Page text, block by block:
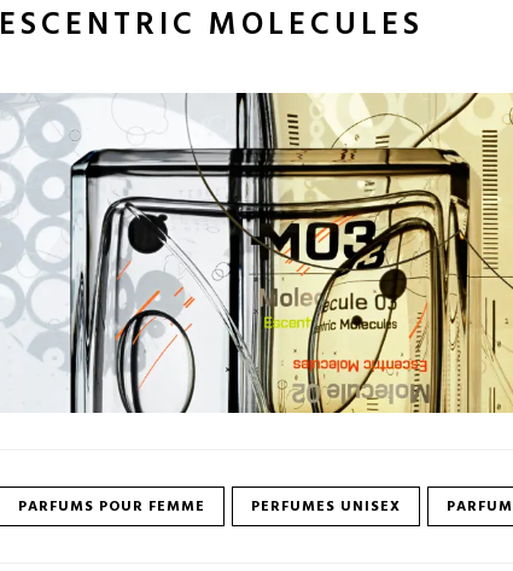
ESCENTRIC MOLECULES
PARFUMS POUR FEMME PERFUMES UNISEX